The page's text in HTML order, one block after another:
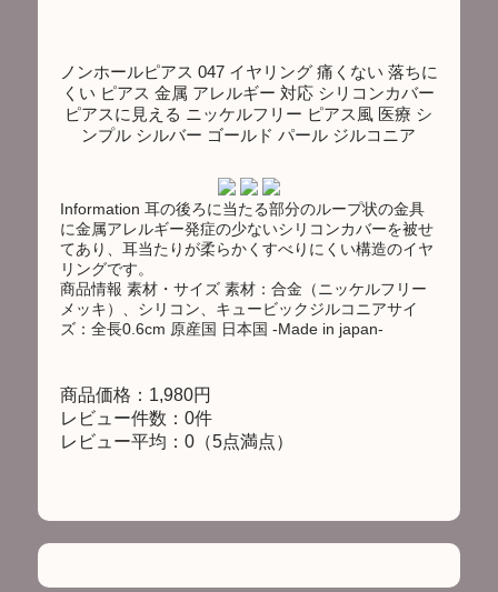
ノンホールピアス 047 イヤリング 痛くない 落ちに
くい ピアス 金属 アレルギー 対応 シリコンカバー
ピアスに見える ニッケルフリー ピアス風 医療 シ
ンプル シルバー ゴールド パール ジルコニア
Information 耳の後ろに当たる部分のループ状の金具
に金属アレルギー発症の少ないシリコンカバーを被せ
てあり、耳当たりが柔らかくすべりにくい構造のイヤ
リングです。
商品情報 素材・サイズ 素材：合金（ニッケルフリー
メッキ）、シリコン、キュービックジルコニアサイ
ズ：全長0.6cm 原産国 日本国 -Made in japan-
商品価格：1,980円
レビュー件数：0件
レビュー平均：0（5点満点）